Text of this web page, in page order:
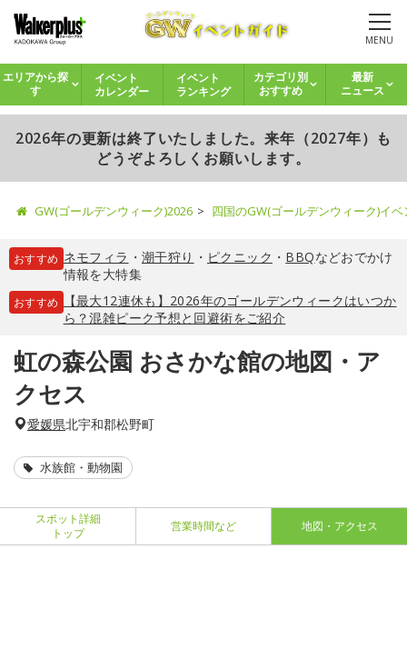
MENU
エリアから探
す
イベント
カレンダー
イベント
ランキング
カテゴリ別
おすすめ
最新
ニュース
2026年の更新は終了いたしました。来年（2027年）も
どうぞよろしくお願いします。
GW(ゴールデンウィーク)2026 四国のGW(ゴールデンウィーク)イ
おすすめ ネモフィラ ・ 潮干狩り ・ ピクニック ・ BBQなどおでかけ
情報を大特集
おすすめ
【最大12連休も】2026年のゴールデンウィークはいつか
ら？混雑ピーク予想と回避術をご紹介
虹の森公園 おさかな館の地図・ア
クセス
愛媛県北宇和郡松野町
水族館・動物園
スポット詳細
トップ
営業時間など 地図・アクセス